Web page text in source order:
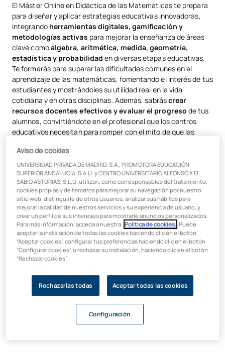
El Máster Online en Didáctica de las Matemáticas te prepara
para diseñar y aplicar estrategias educativas innovadoras,
integrando herramientas digitales, gamificación y
metodologías activas para mejorar la enseñanza de áreas
clave comoálgebra, aritmética, medida, geometría,
estadística y probabilidad en diversas etapas educativas.
Te formarás para superar las dificultades comunes en el
aprendizaje de las matemáticas, fomentando el interés de tus
estudiantes y mostrándoles su utilidad real en la vida
cotidiana y en otras disciplinas. Además, sabráscrear
recursos docentes efectivos y evaluar el progreso de tus
alumnos, convirtiéndote en el profesional que los centros
educativos necesitan para romper con el mito de que las
Aprendizaje práctico, flexible y
basado en la realidad profesional
Este máster oficial se basa en una metodología práctica y
flexible que conecta directamente con los desafíos del
entorno educativo real. A través deestudios de caso,
proyectos y aprendizaje colaborativo, los estudiantes
desarrollan competencias que pueden implementar de
inmediato en su práctica docente. Nuestro enfoque fomenta
una cultura de co-creación y colaboración, impulsando el
aprendizaje experiencial. Además, la flexibilidad del formato
compaginar tu formación con tu vida
, asegurando un aprendizaje adaptado a tus
Aviso de cookies
UNIVERSIDAD PRIVADA DE MADRID, S.A., PROMOTORA EDUCACIÓN
SUPERIOR ANDALUCÍA, S.A.U. y CENTRO UNIVERSITARIO ALFONSO X EL
SABIO ASTURIAS, S.L.U. utilizan, como corresponsables del tratamiento,
cookies propias y de terceros para mejorar su navegación por nuestro
sitio web, distinguirle de otros usuarios, analizar sus hábitos para
mejorar la calidad de nuestros servicios y su experiencia de usuario, y
crear un perfil de sus intereses para mostrarle anuncios personalizados.
Para más información, acceda a nuestra Política de cookies. . Puede
aceptar la instalación de todas las cookies haciendo clic en el botón
“Aceptar cookies”, configurar tus preferencias haciendo clic en el botón
“Configurar cookies”, o rechazar su instalación, haciendo clic en el botón
“Rechazar cookies”.
Rechazarlas todas Aceptar todas las cookies
Configuración